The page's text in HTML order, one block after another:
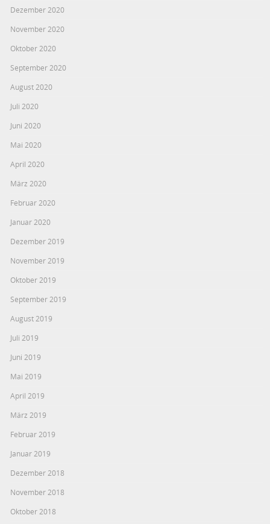
Dezember 2020
November 2020
Oktober 2020
September 2020
August 2020
Juli 2020
Juni 2020
Mai 2020
April 2020
März 2020
Februar 2020
Januar 2020
Dezember 2019
November 2019
Oktober 2019
September 2019
August 2019
Juli 2019
Juni 2019
Mai 2019
April 2019
März 2019
Februar 2019
Januar 2019
Dezember 2018
November 2018
Oktober 2018